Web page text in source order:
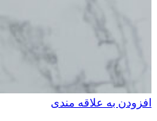
افزودن به علاقه مندی